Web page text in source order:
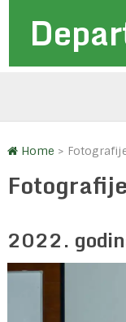
Home >
Fotografije
2022.